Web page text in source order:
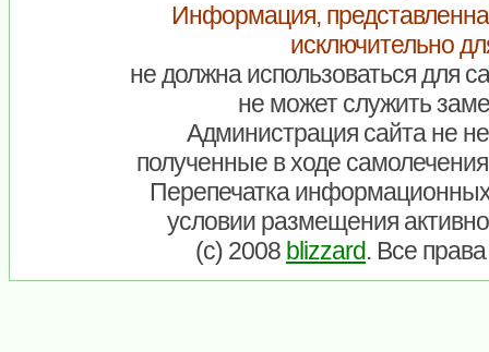
Информация,
исключительно
не должна использоваться для
не может служить
Администрация сайта не
полученные в ходе
Перепечатка
условии размещения
(c) 2008 blizzard. Все